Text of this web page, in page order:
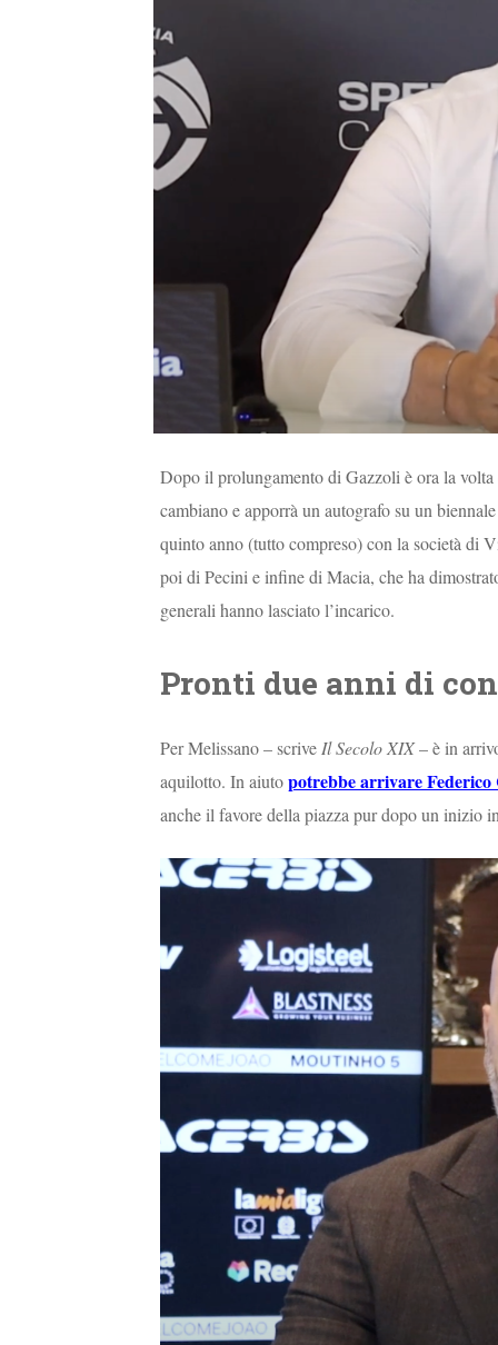
Dopo il prolungamento di Gazzoli è ora la
cambiano e apporrà un autografo su un
quinto anno (tutto compreso) con la società di
poi di Pecini e infine di Macia, che ha
generali hanno lasciato l’incarico.
Pronti due anni di
Per Melissano – scrive Il Secolo XIX– è in
aquilotto. In aiutopotrebbe arrivare Federico
anche il favore della piazza pur dopo un inizio